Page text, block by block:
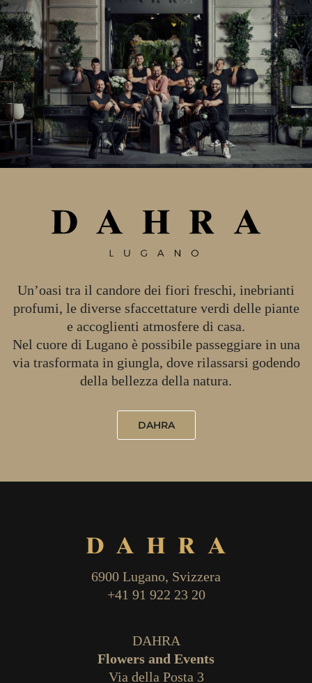
Un’oasi tra il candore dei fiori freschi, inebrianti
profumi, le diverse sfaccettature verdi delle piante
e accoglienti atmosfere di casa.
Nel cuore di Lugano è possibile passeggiare in una
via trasformata in giungla, dove rilassarsi godendo
della bellezza della natura.
DAHRA
6900 Lugano, Svizzera
+41 91 922 23 20
DAHRA
Flowers and Events
Via della Posta 3